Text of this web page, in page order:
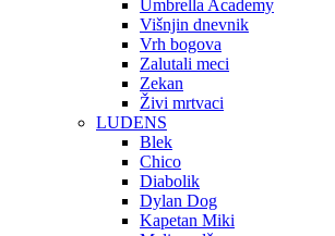
Umbrella Academy
Višnjin dnevnik
Vrh bogova
Zalutali meci
Zekan
Živi mrtvaci
LUDENS
Blek
Chico
Diabolik
Dylan Dog
Kapetan Miki